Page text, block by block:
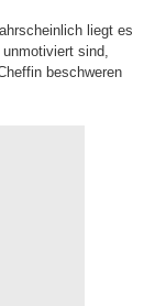
liegt es
sind,
beschweren